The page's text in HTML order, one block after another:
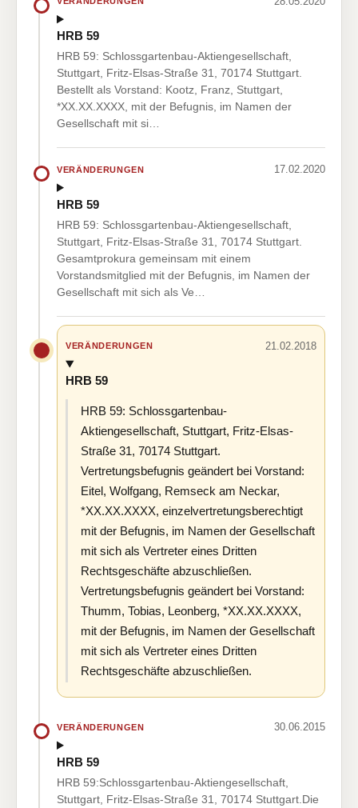
HRB 59
HRB 59: Schlossgartenbau-Aktiengesellschaft,
Stuttgart, Fritz-Elsas-Straße 31, 70174 Stuttgart.
Bestellt als Vorstand: Kootz, Franz, Stuttgart,
*XX.XX.XXXX, mit der Befugnis, im Namen der
Gesellschaft mit si…
VERÄNDERUNGEN 17.02.2020
HRB 59
HRB 59: Schlossgartenbau-Aktiengesellschaft,
Stuttgart, Fritz-Elsas-Straße 31, 70174 Stuttgart.
Gesamtprokura gemeinsam mit einem
Vorstandsmitglied mit der Befugnis, im Namen der
Gesellschaft mit sich als Ve…
VERÄNDERUNGEN 21.02.2018
HRB 59
HRB 59: Schlossgartenbau-
Aktiengesellschaft, Stuttgart, Fritz-Elsas-
Straße 31, 70174 Stuttgart.
Vertretungsbefugnis geändert bei Vorstand:
Eitel, Wolfgang, Remseck am Neckar,
*XX.XX.XXXX, einzelvertretungsberechtigt
mit der Befugnis, im Namen der Gesellschaft
mit sich als Vertreter eines Dritten
Rechtsgeschäfte abzuschließen.
Vertretungsbefugnis geändert bei Vorstand:
Thumm, Tobias, Leonberg, *XX.XX.XXXX,
mit der Befugnis, im Namen der Gesellschaft
mit sich als Vertreter eines Dritten
Rechtsgeschäfte abzuschließen.
VERÄNDERUNGEN 30.06.2015
HRB 59
HRB 59:Schlossgartenbau-Aktiengesellschaft,
Stuttgart, Fritz-Elsas-Straße 31, 70174 Stuttgart.Die